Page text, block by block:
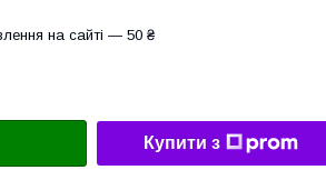
на сайті — 50 ₴
Купити з